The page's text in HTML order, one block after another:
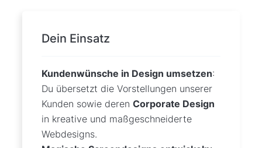
Dein Einsatz
Kundenwünsche in Design umsetzen:
Du übersetzt die Vorstellungen unserer
Kunden sowie deren Corporate Design
in kreative und maßgeschneiderte
Webdesigns.